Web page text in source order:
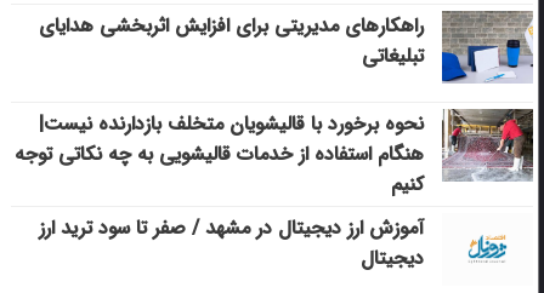
راهکارهای مدیریتی برای افزایش اثربخشی هدایای
تبلیغاتی
نحوه برخورد با قالیشویان متخلف بازدارنده نیست|
هنگام استفاده از خدمات قالیشویی به چه نکاتی توجه
کنیم
آموزش ارز دیجیتال در مشهد / صفر تا سود ترید ارز
دیجیتال